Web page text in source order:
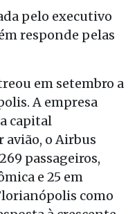
pelo executivo
responde pelas
em setembro a
A empresa
capital
avião, o Airbus
passageiros,
e 25 em
como